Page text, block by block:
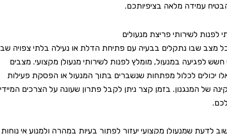
עמידה מלאה בציפיותכם.
לשירותי פריצת מנעולים
שבו נתקלים בבעיה עם פתיחת הדלת או נעילה בלתי צפויה שבו
במנעול, מומלץ לפנות לשירותי מנעולן מקצועי. מצבים
לכלול מפתחות שנשברים בתוך המנעול או הפסקת פעילות
המנגנון. בזמן קצר ניתן לקבל פתרון שעונה על הצרכים המיידיים
שמנעולן מקצועי יעזור לפתור בעיות במהרה ולמנוע אי נוחות